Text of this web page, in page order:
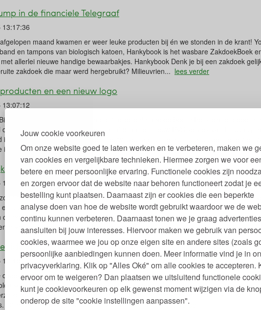
Jouw cookie voorkeuren
Om onze website goed te laten werken en te verbeteren, maken we
van cookies en vergelijkbare technieken. Hiermee zorgen we voor
betere en meer persoonlijke ervaring. Functionele cookies zijn
en zorgen ervoor dat de website naar behoren functioneert zodat je
bestelling kunt plaatsen. Daarnaast zijn er cookies die een beperkte
analyse doen van hoe de website wordt gebruikt waardoor we de
continu kunnen verbeteren. Daarnaast tonen we je graag
aansluiten bij jouw interesses. Hiervoor maken we gebruik van
cookies, waarmee we jou op onze eigen site en andere sites (zoals
persoonlijke aanbiedingen kunnen doen. Meer informatie vind je in
privacyverklaring. Klik op "Alles Oké" om alle cookies te accepteren.
ervoor om te weigeren? Dan plaatsen we uitsluitend functionele
kunt je cookievoorkeuren op elk gewenst moment wijzigen via de
onderop de site "cookie instellingen aanpassen".
in de financiele Telegraaf
maand kwamen er weer leuke producten bij én we stonden in de krant!
en tampons van biologisch katoen, Hankybook is het wasbare ZakdoekBoek
allerlei nieuwe handige bewaarbakjes. Hankybook Denk je bij een zakdoek
zakdoek die maar werd hergebruikt? Milieuvrien... lees verder
en een nieuw logo
- Fair warenhuis Green Jump blijft groeien! Handige Boc 'n Rolls om je brood in
zonne-energie voor kinderen vanaf 8 jaar en nieuw RVS servies van Innobaby
in de vorm van een bus. Én een nieuw logo, dat binnenkort ook op de site te zien
in de Boc 'n Roll De Boc 'n Roll van Roll Eat i...lees verder
slapen begint hier!
naar een nieuw eco kussen, dekbed, deken of matras voor jezelf of voor je
en biologische materialen. Of heb je een lekker matras, maar wil je er graag een
opleggen? Kom dan even kijken bij Het EcoBed , waar we alles hebben voor een
ervoor gekozen om bij Het EcoBed geen kinderslaap...lees verder
ideetjes voor duurzame cadeaus
cadeautjes voor volwassenen In de categorie Eten &amp; Drinken en Persoonlijke
cadeautjes voor volwassen. Duurzame thermosflessen en thermosbakjes
, handige gekleurde tasjes en nog veel meer milieuvriendelijke
Of je laat iemand zelf kiezen en verrast hen met...lees verder